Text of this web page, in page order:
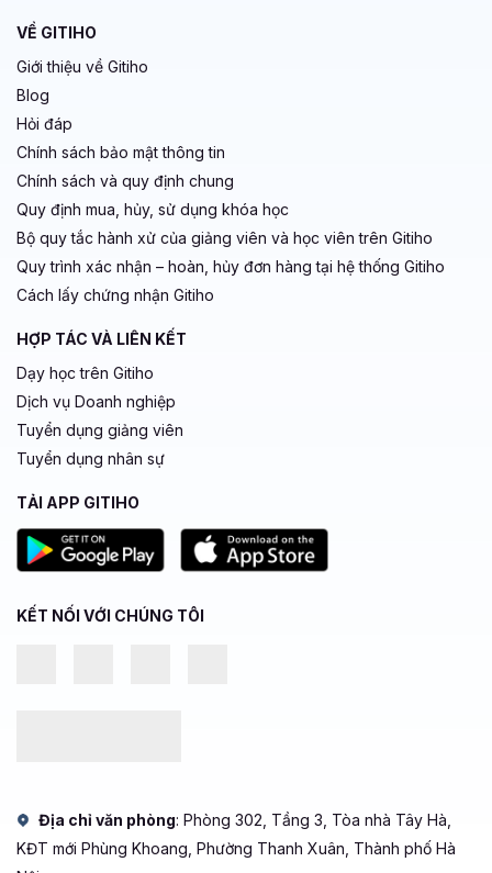
VỀ GITIHO
Giới thiệu về Gitiho
Blog
Hỏi đáp
Chính sách bảo mật thông tin
Chính sách và quy định chung
Quy định mua, hủy, sử dụng khóa học
Bộ quy tắc hành xử của giảng viên và học viên trên Gitiho
Quy trình xác nhận – hoàn, hủy đơn hàng tại hệ thống Gitiho
Cách lấy chứng nhận Gitiho
HỢP TÁC VÀ LIÊN KẾT
Dạy học trên Gitiho
Dịch vụ Doanh nghiệp
Tuyển dụng giảng viên
Tuyển dụng nhân sự
TẢI APP GITIHO
KẾT NỐI VỚI CHÚNG TÔI
Địa chỉ văn phòng: Phòng 302, Tầng 3, Tòa nhà Tây Hà,
KĐT mới Phùng Khoang, Phường Thanh Xuân, Thành phố Hà